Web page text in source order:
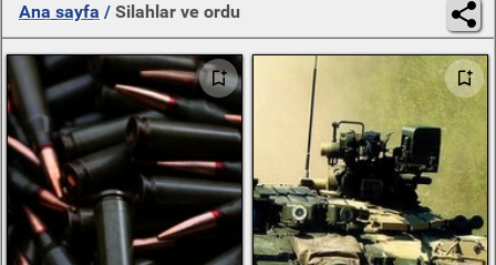
Ana sayfa / Silahlar ve ordu